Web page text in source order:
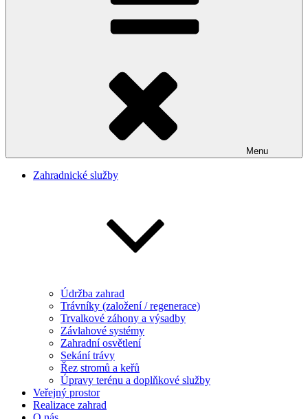
Menu
Zahradnické služby
Údržba zahrad
Trávníky (založení / regenerace)
Trvalkové záhony a výsadby
Závlahové systémy
Zahradní osvětlení
Sekání trávy
Řez stromů a keřů
Úpravy terénu a doplňkové služby
Veřejný prostor
Realizace zahrad